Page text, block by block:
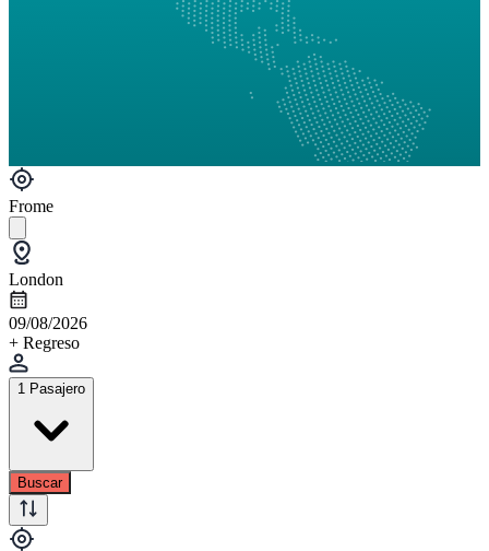
Frome
London
09/08/2026
+ Regreso
1 Pasajero
Buscar